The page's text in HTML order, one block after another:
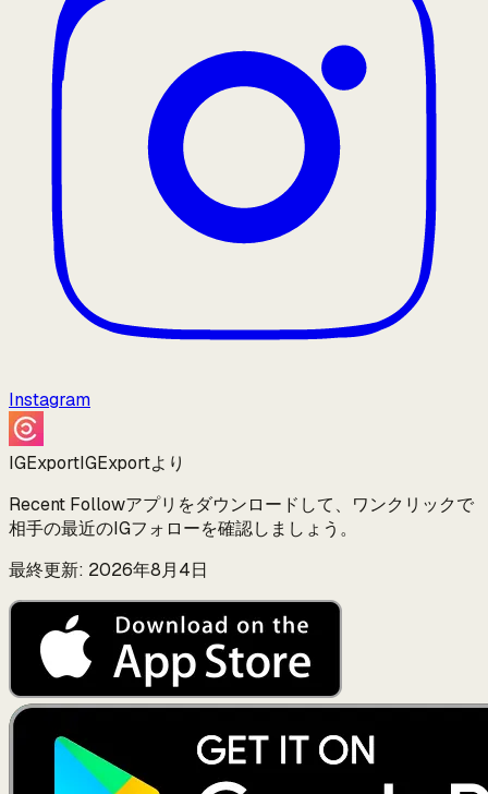
Instagram
IGExportIGExportより
Recent Followアプリをダウンロードして、ワンクリックで
相手の最近のIGフォローを確認しましょう。
最終更新: 2026年8月4日